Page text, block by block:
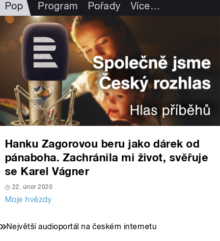
Pop Program Pořady Více…
Hanku Zagorovou beru jako dárek od
pánaboha. Zachránila mi život, svěřuje
se Karel Vágner
22. únor 2020
Moje hvězdy
Největší audioportál na českém internetu